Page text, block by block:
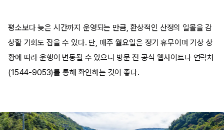
평소보다 늦은 시간까지 운영되는 만큼, 환상적인 산정의 일몰을 감
상할 기회도 잡을 수 있다. 단, 매주 월요일은 정기 휴무이며 기상 상
황에 따라 운행이 변동될 수 있으니 방문 전 공식 웹사이트나 연락처
(1544-9053)를 통해 확인하는 것이 좋다.